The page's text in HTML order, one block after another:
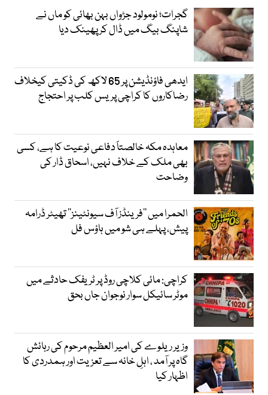
گجرات؛ نومولود جڑواں بہن بھائی کو ماں نے
شاپنگ بیگ میں ڈال کر پھینک دیا
ایدھی فاؤنڈیشن پر 65 لاکھ کی ڈکیتی کیخلاف
رضاکاروں کا کراچی پریس کلب پر احتجاج
معاہدہ مکہ خالصتاً دفاعی نوعیت کا ہے، کسی
بھی ملک کے خلاف نہیں، اسحاق ڈار کی
وضاحت
الحمرا میں ’’فرینڈز آف سیونٹینز‘‘ تھیٹر ڈرامہ
پیش، پہلے ہی شو میں ہاؤس فل
کراچی: مائی کلاچی روڈ پر ٹریفک حادثے میں
موٹر سائیکل سوار نوجوان جاں بحق
وزیر ریلوے کی امیر العظیم مرحوم کی رہائش
گاہ پر آمد ، اہلِ خانہ سے تعزیت اور ہمدردی کا
اظہار کیا